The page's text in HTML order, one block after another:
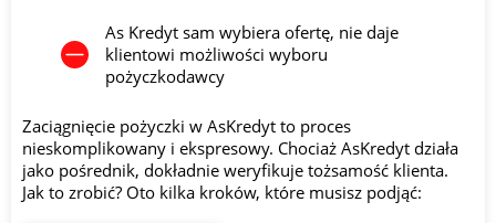
As Kredyt sam wybiera ofertę, nie daje
klientowi możliwości wyboru
pożyczkodawcy
Zaciągnięcie pożyczki w AsKredyt to proces
nieskomplikowany i ekspresowy. Chociaż AsKredyt działa
jako pośrednik, dokładnie weryfikuje tożsamość klienta.
Jak to zrobić? Oto kilka kroków, które musisz podjąć: